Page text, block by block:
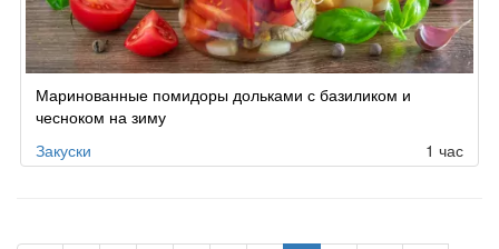
Маринованные помидоры дольками с базиликом и
чесноком на зиму
Закуски
1 час